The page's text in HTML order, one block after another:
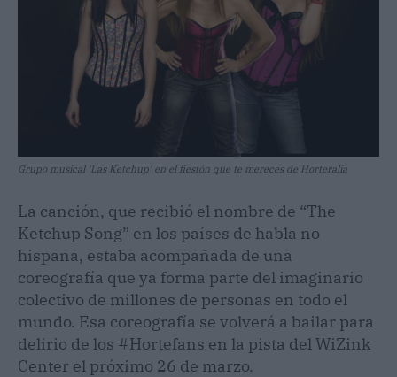
Grupo musical 'Las Ketchup' en el fiestón que te mereces de Horteralia
La canción, que recibió el nombre de “The
Ketchup Song” en los países de habla no
hispana, estaba acompañada de una
coreografía que ya forma parte del imaginario
colectivo de millones de personas en todo el
mundo. Esa coreografía se volverá a bailar para
delirio de los #Hortefans en la pista del WiZink
Center el próximo 26 de marzo.